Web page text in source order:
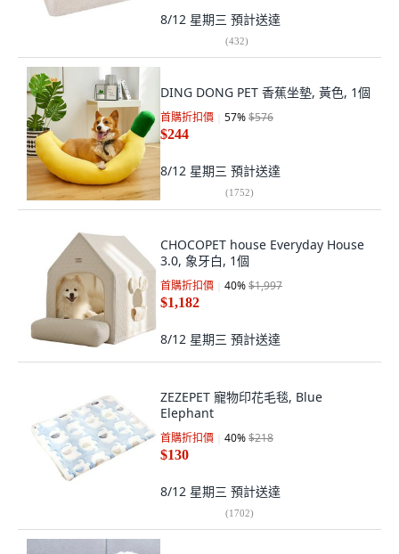
8/12 星期三 預計送達
(432)
DING DONG PET 香蕉坐墊, 黃色, 1個
首購折扣價 57%$576
$244
8/12 星期三 預計送達
(1752)
CHOCOPET house Everyday House
3.0, 象牙白, 1個
首購折扣價 40%$1,997
$1,182
8/12 星期三 預計送達
ZEZEPET 寵物印花毛毯, Blue
Elephant
首購折扣價 40%$218
$130
8/12 星期三 預計送達
(1702)